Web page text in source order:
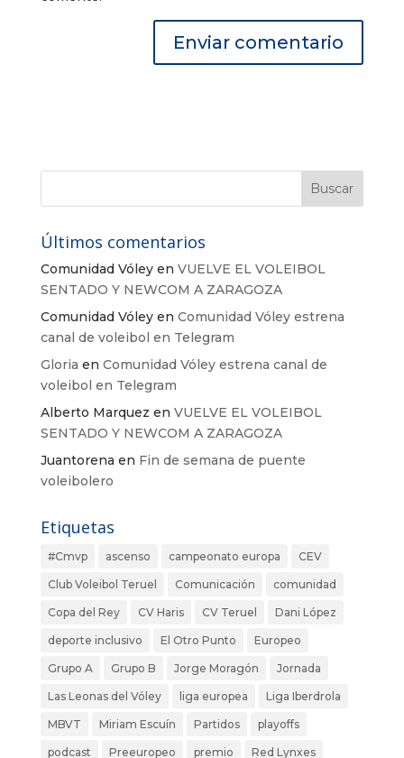
Últimos comentarios
Comunidad Vóleyen VUELVE EL VOLEIBOL
SENTADO Y NEWCOM A ZARAGOZA
Comunidad Vóleyen Comunidad Vóley estrena
canal de voleibol en Telegram
Gloria en Comunidad Vóley estrena canal de
voleibol en Telegram
Alberto Marquez en VUELVE EL VOLEIBOL
SENTADO Y NEWCOM A ZARAGOZA
Juantorena en Fin de semana de puente
voleibolero
Etiquetas
#Cmvp ascenso campeonato europa CEV
Club Voleibol Teruel Comunicación comunidad
Copa del Rey CV Haris CV Teruel Dani López
deporte inclusivo El Otro Punto Europeo
Grupo A Grupo B Jorge Moragón Jornada
Las Leonas del Vóley liga europea Liga Iberdrola
MBVT Miriam Escuín Partidos playoffs
podcast Preeuropeo premio Red Lynxes